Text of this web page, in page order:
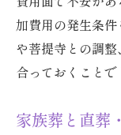
加費用の発生条
や菩提寺との調
合っておくことで
家族葬と直葬